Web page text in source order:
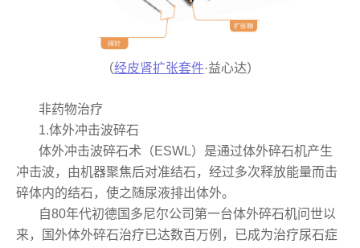
（经皮肾扩张套件·益心达）
非药物治疗
1.体外冲击波碎石
体外冲击波碎石术（ESWL）是通过体外碎石机产生
冲击波，由机器聚焦后对准结石，经过多次释放能量而击
碎体内的结石，使之随尿液排出体外。
自80年代初德国多尼尔公司第一台体外碎石机问世以
来，国外体外碎石治疗已达数百万例，已成为治疗尿石症